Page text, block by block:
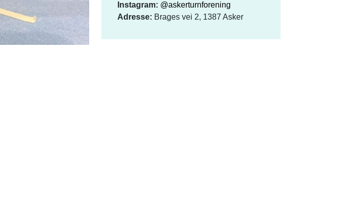
Instagram: @askerturnforening
Adresse: Brages vei 2, 1387 Asker